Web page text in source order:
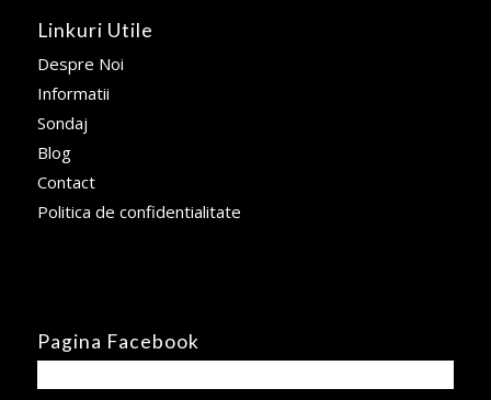
Linkuri Utile
Despre Noi
Informatii
Sondaj
Blog
Contact
Politica de confidentialitate
Pagina Facebook